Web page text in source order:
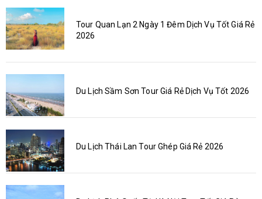
Tour Quan Lạn 2 Ngày 1 Đêm Dịch Vụ Tốt Giá Rẻ
2026
Du Lịch Sầm Sơn Tour Giá Rẻ Dịch Vụ Tốt 2026
Du Lịch Thái Lan Tour Ghép Giá Rẻ 2026